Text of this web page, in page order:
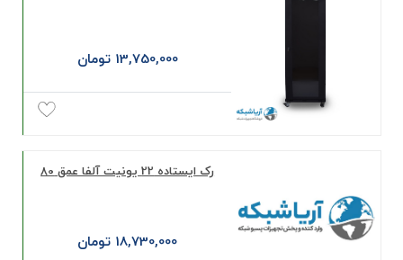
13,750,000 تومان
رک ایستاده 22 یونیت آلفا عمق 80
18,730,000 تومان